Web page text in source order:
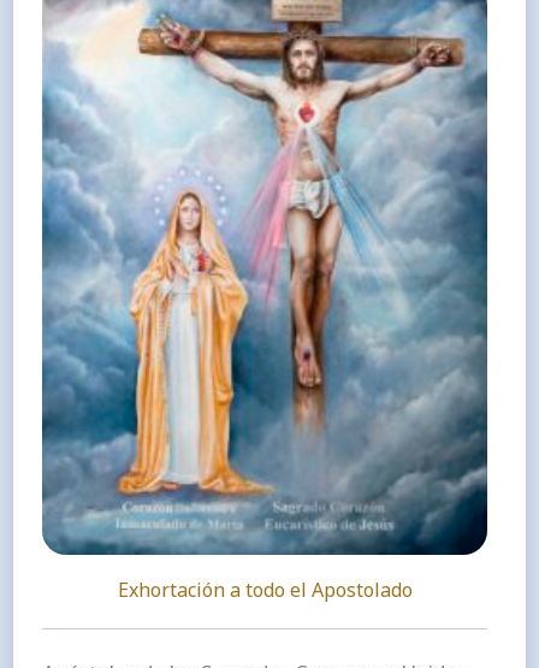
Exhortación a todo el Apostolado